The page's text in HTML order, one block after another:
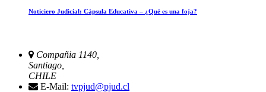
Noticiero Judicial: Cápsula Educativa – ¿Qué es una foja?
Compañia 1140,
Santiago,
CHILE
E-Mail: tvpjud@pjud.cl